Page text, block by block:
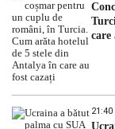
care
21:40